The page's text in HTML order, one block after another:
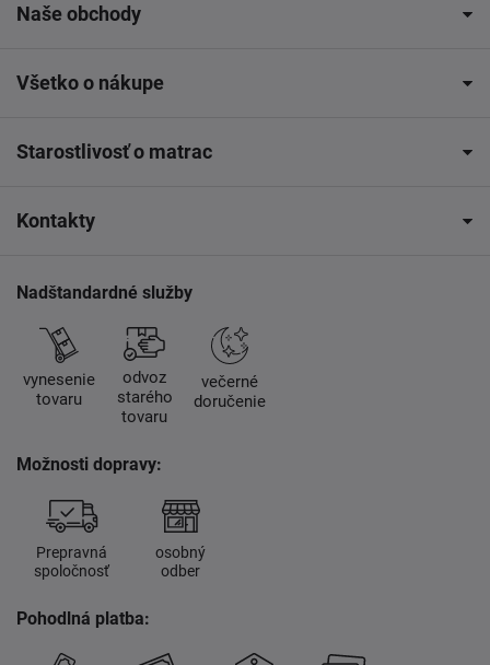
Naše obchody
Všetko o nákupe
Starostlivosť o matrac
Kontakty
Nadštandardné služby
vynesenie
tovaru
odvoz
starého
tovaru
večerné
doručenie
Možnosti dopravy:
Prepravná
spoločnosť
osobný
odber
Pohodlná platba: